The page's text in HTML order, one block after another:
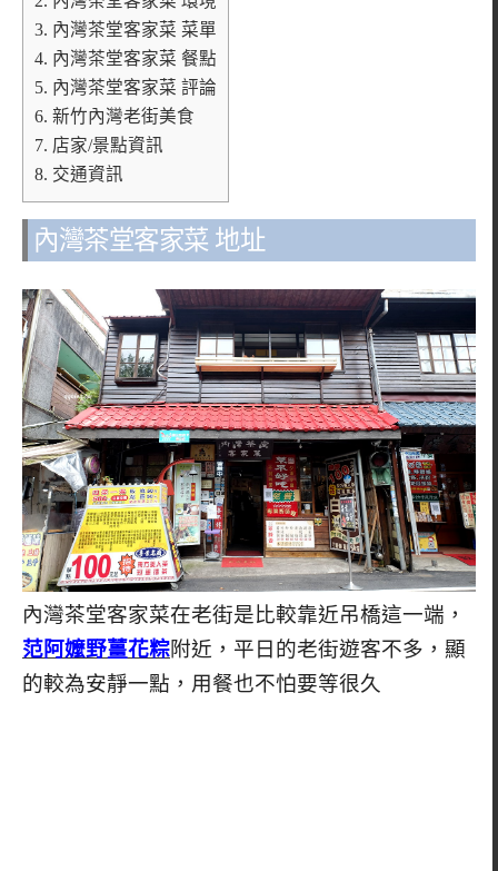
3. 內灣茶堂客家菜 菜單
4. 內灣茶堂客家菜 餐點
5. 內灣茶堂客家菜 評論
6. 新竹內灣老街美食
7. 店家/景點資訊
8. 交通資訊
內灣茶堂客家菜 地址
內灣茶堂客家菜在老街是比較靠近吊橋這一端，
范阿嬤野薑花粽附近，平日的老街遊客不多，顯
的較為安靜一點，用餐也不怕要等很久